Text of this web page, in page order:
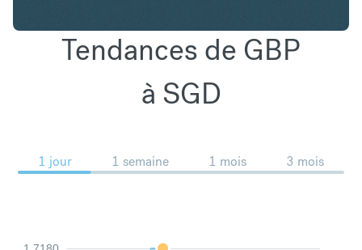
Tendances de GBP
à SGD
1 jour 1 semaine 1 mois 3 mois